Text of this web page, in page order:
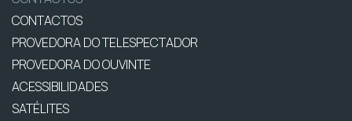
CONTACTOS
PROVEDORA DO TELESPECTADOR
PROVEDORA DO OUVINTE
ACESSIBILIDADES
SATÉLITES